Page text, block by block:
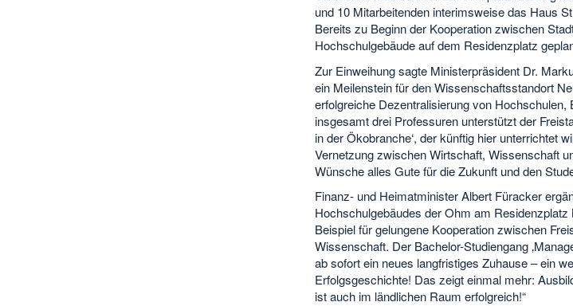
und 10 Mitarbeitenden interimsweise das Haus
Bereits zu Beginn der Kooperation zwischen
Hochschulgebäude auf dem Residenzplatz
Zur Einweihung sagte Ministerpräsident Dr.
ein Meilenstein für den Wissenschaftsstandort
erfolgreiche Dezentralisierung von Hochschulen,
insgesamt drei Professuren unterstützt der
in der Ökobranche‘, der künftig hier unterrichtet
Vernetzung zwischen Wirtschaft, Wissenschaft
Wünsche alles Gute für die Zukunft und den
Finanz- und Heimatminister Albert Füracker
Hochschulgebäudes der Ohm am
Beispiel für gelungene Kooperation zwischen
Wissenschaft. Der Bachelor-Studiengang
ab sofort ein neues langfristiges Zuhause – ein
Erfolgsgeschichte! Das zeigt einmal mehr:
ist auch im ländlichen Raum erfolgreich!“